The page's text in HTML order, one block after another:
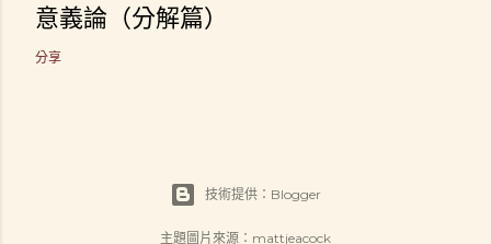
意義論（分解篇）
分享
技術提供：Blogger
主題圖片來源： mattjeacock